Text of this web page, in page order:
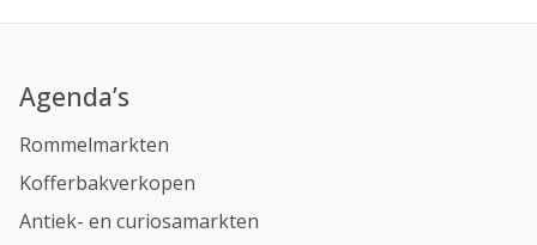
Agenda’s
Rommelmarkten
Kofferbakverkopen
Antiek- en curiosamarkten